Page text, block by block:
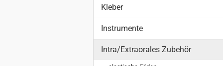
Kleber
Instrumente
Intra/Extraorales Zubehör